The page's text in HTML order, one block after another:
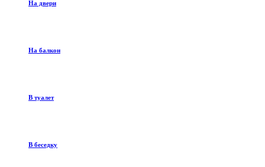
На двери
На балкон
В туалет
В беседку